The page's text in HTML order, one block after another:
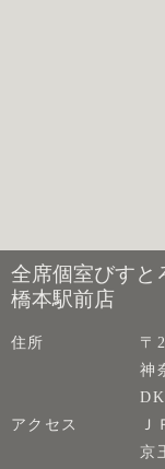
全席個室びすと
橋本駅前店
住所
〒
神
アクセス
京